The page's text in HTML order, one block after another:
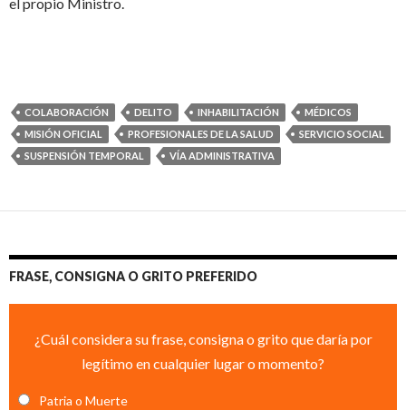
COLABORACIÓN DELITO INHABILITACIÓN
MÉDICOS
MISIÓN OFICIAL
PROFESIONALES DE LA SALUD
SERVICIO SOCIAL
SUSPENSIÓN TEMPORAL
VÍA ADMINISTRATIVA
FRASE, CONSIGNA O GRITO PREFERIDO
¿Cuál considera su frase, consigna o grito que daría por
legítimo en cualquier lugar o momento?
Patria o Muerte